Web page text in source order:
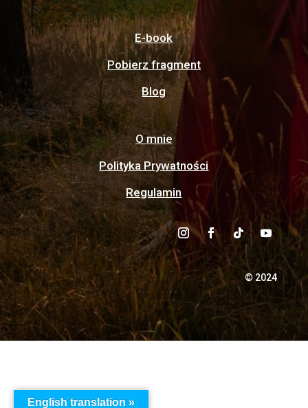
E-book
Pobierz fragment
Blog
O mnie
Polityka Prywatności
Regulamin
© 2024
English translation »